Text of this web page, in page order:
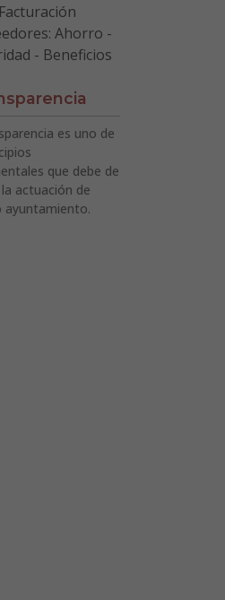
Facturación
Ahorro -
- Beneficios
es uno de
que debe de
actuación de
ayuntamiento.